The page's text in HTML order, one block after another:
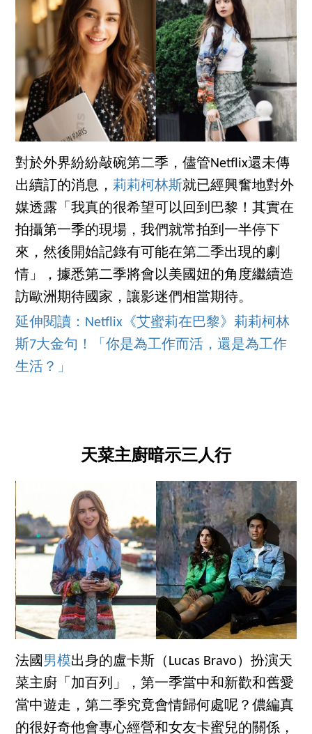
對於外界紛紛敲碗第二季，儘管Netflix還未傳
出續訂的消息，莉莉柯林斯就已經興奮地對外
媒透露「我真的很希望可以回到巴黎！其實在
拍攝第一季的現場，我們就常拍到一半停下
來，然後開始記錄有可能在第二季出現的劇
情」，據悉第二季將會以美國妞的角度繼續造
訪歐洲期待國家，讓影迷們相當期待。
延伸閱讀：Netflix《艾蜜莉在巴黎》莉莉柯林
斯7大金句！「你是為工作而活，還是為工作
生活？」
天菜主廚暗示三人行
法國 男模出身的盧卡斯（Lucas Bravo）扮演天
菜主廚「加百列」，第一季當中和新歡和舊愛
當中遊走，第二季究竟會情歸何處呢？儂編真
的很好奇他會專心經營和女友卡蜜兒的關係，